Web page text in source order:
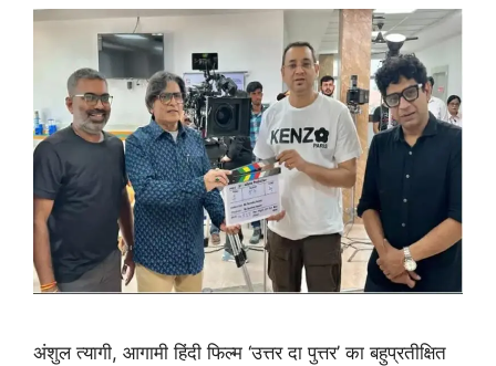
अंशुल त्यागी, आगामी हिंदी फिल्म ‘उत्तर दा पुत्तर’ का बहुप्रतीक्षित